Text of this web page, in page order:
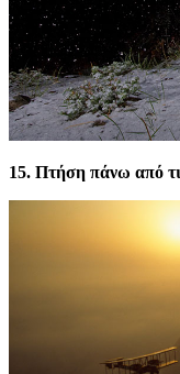
15. Πτήση πάνω από